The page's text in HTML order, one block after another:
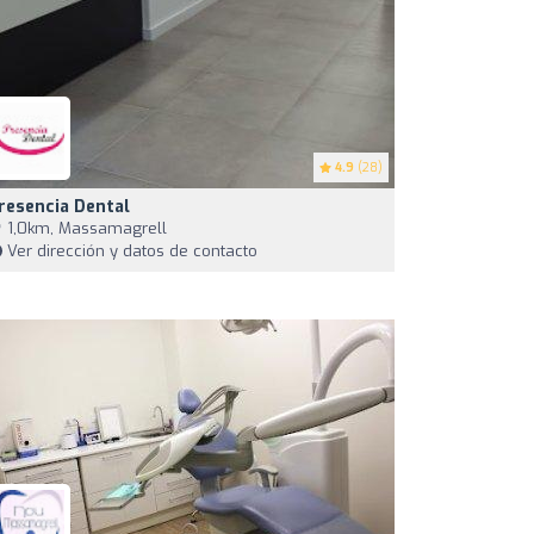
4.9 (28)
Dental
1,0km, Massamagrell
Ver dirección y datos de contacto